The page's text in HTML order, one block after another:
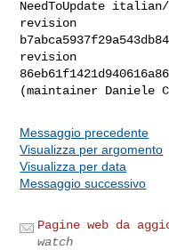
NeedToUpdate
revision
revision
Messaggio precedente
Visualizza per argomento
Visualizza per data
Messaggio successivo
Pagine web da
watch